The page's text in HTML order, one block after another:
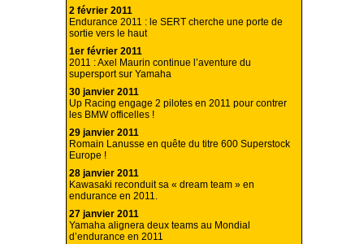
2 février 2011
Endurance 2011 : le SERT cherche une porte de
sortie vers le haut
1er février 2011
2011 : Axel Maurin continue l’aventure du
supersport sur Yamaha
30 janvier 2011
Up Racing engage 2 pilotes en 2011 pour contrer
les BMW officelles !
29 janvier 2011
Romain Lanusse en quête du titre 600 Superstock
Europe !
28 janvier 2011
Kawasaki reconduit sa « dream team » en
endurance en 2011.
27 janvier 2011
Yamaha alignera deux teams au Mondial
d’endurance en 2011